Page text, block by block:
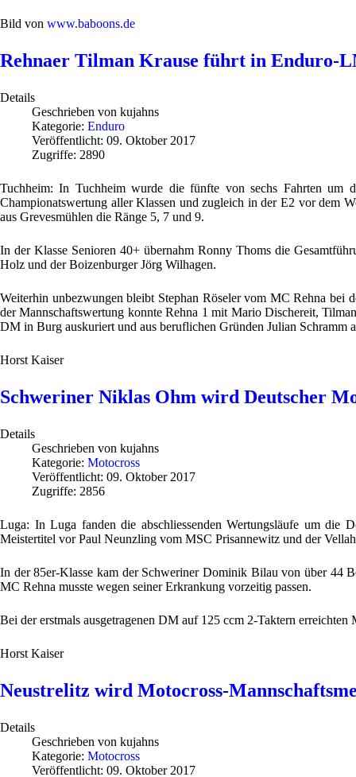
Bild von www.baboons.de
Rehnaer Tilman Krause führt in Enduro-
Details
Geschrieben von kujahns
Kategorie: Enduro
Veröffentlicht: 09. Oktober 2017
Zugriffe: 2890
Tuchheim: In Tuchheim wurde die fünfte von sechs Fahrten um
Championatswertung aller Klassen und zugleich in der E2 vor dem
aus Grevesmühlen die Ränge 5, 7 und 9.
In der Klasse Senioren 40+ übernahm Ronny Thoms die
Holz und der Boizenburger Jörg Wilhagen.
Weiterhin unbezwungen bleibt Stephan Röseler vom MC Rehna bei
der Mannschaftswertung konnte Rehna 1 mit Mario Dischereit,
DM in Burg auskuriert und aus beruflichen Gründen Julian Schramm
Horst Kaiser
Schweriner Niklas Ohm wird Deutscher
Details
Geschrieben von kujahns
Kategorie: Motocross
Veröffentlicht: 09. Oktober 2017
Zugriffe: 2856
Luga: In Luga fanden die abschliessenden Wertungsläufe um die
Meistertitel vor Paul Neunzling vom MSC Prisannewitz und der
In der 85er-Klasse kam der Schweriner Dominik Bilau von über 44
MC Rehna musste wegen seiner Erkrankung vorzeitig passen.
Bei der erstmals ausgetragenen DM auf 125 ccm 2-Taktern
Horst Kaiser
Neustrelitz wird Motocross-
Details
Geschrieben von kujahns
Kategorie: Motocross
Veröffentlicht: 09. Oktober 2017